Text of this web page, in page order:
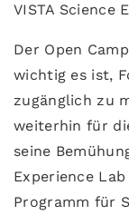
VISTA Science
Der Open
wichtig es ist,
zugänglich zu
weiterhin für
seine
Experience
Programm für